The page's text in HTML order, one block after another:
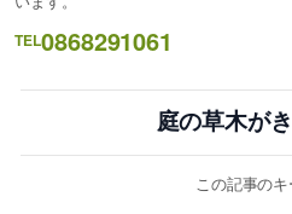
ッ
プTEL0868291061
庭の草木が
この記事の